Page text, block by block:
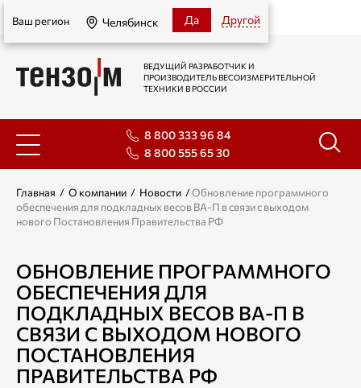
Челябинск
Ваш регион Челябинск Да Другой
ВЕДУЩИЙ РАЗРАБОТЧИК И
ПРОИЗВОДИТЕЛЬ ВЕСОИЗМЕРИТЕЛЬНОЙ
ТЕХНИКИ В РОССИИ
8 800 333 96 84
8 800 555 65 30
Главная / О компании / Новости /Обновление программного
обеспечения для подкладных весов ВА-П в связи с выходом
нового Постановления Правительства РФ
ОБНОВЛЕНИЕ ПРОГРАММНОГО
ОБЕСПЕЧЕНИЯ ДЛЯ
ПОДКЛАДНЫХ ВЕСОВ ВА-П В
СВЯЗИ С ВЫХОДОМ НОВОГО
ПОСТАНОВЛЕНИЯ
ПРАВИТЕЛЬСТВА РФ